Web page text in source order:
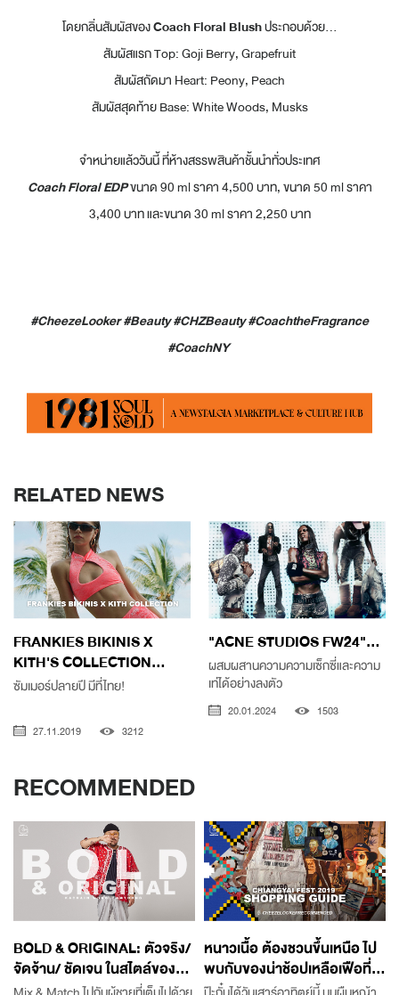
โดยกลิ่นสัมผัสของCoach Floral Blushประกอบด้วย...
สัมผัสแรก Top: Goji Berry, Grapefruit
สัมผัสถัดมา Heart: Peony, Peach
สัมผัสสุดท้าย Base: White Woods, Musks
จำหน่ายแล้ววันนี้ ที่ห้างสรรพสินค้าชั้นนำทั่วประเทศ
Coach Floral EDPขนาด 90 ml ราคา 4,500 บาท, ขนาด 50 ml ราคา
3,400 บาท และขนาด 30 ml ราคา 2,250 บาท
#CheezeLooker #Beauty #CHZBeauty #CoachtheFragrance
#CoachNY
RELATED NEWS
FRANKIES BIKINIS X
KITH'S COLLECTION...
ซัมเมอร์ปลายปี มีที่ไทย!
27.11.2019 3212
"ACNE STUDIOS FW24"...
ผสมผสานความความเซ็กซี่และความ
เท่ได้อย่างลงตัว
20.01.2024 1503
RECOMMENDED
BOLD & ORIGINAL: ตัวจริง/
จัดจ้าน/ ชัดเจน ในสไตล์ของ...
หนาวเนื้อ ต้องชวนขึ้นเหนือ ไป
พบกับของน่าช้อปเหลือเฟือที่...